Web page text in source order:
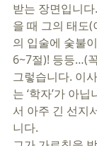
받는 장면입니
을 때 그의 태도
의 입술에 숯불
6~7절)! 등등…(
그렇습니다. 이
는 ‘학자’가 아
서 아주 긴 선지
니다.